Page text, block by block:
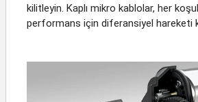
kilitleyin. Kaplı mikro kablolar, her
performans için diferansiyel hareketi